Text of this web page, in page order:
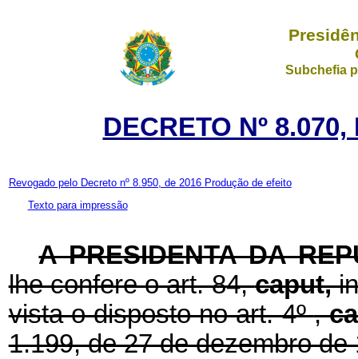
Subchefia
DECRETO Nº
Revogado pelo Decreto nº 8.950, de 2016 Produção de efeito
Texto para impressão
A PRESIDENTA DA
lhe confere o art. 84,caput,
vista o disposto no art. 4º,
1.199, de 27 de dezembro de